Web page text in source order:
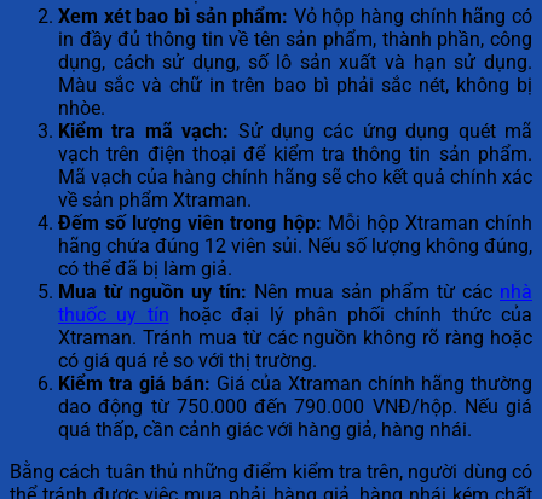
Xem xét bao bì sản phẩm: Vỏ hộp hàng chính hãng có
in đầy đủ thông tin về tên sản phẩm, thành phần, công
dụng, cách sử dụng, số lô sản xuất và hạn sử dụng.
Màu sắc và chữ in trên bao bì phải sắc nét, không bị
nhòe.
Kiểm tra mã vạch: Sử dụng các ứng dụng quét mã
vạch trên điện thoại để kiểm tra thông tin sản phẩm.
Mã vạch của hàng chính hãng sẽ cho kết quả chính xác
về sản phẩm Xtraman.
Đếm số lượng viên trong hộp: Mỗi hộp Xtraman chính
hãng chứa đúng 12 viên sủi. Nếu số lượng không đúng,
có thể đã bị làm giả.
Mua từ nguồn uy tín: Nên mua sản phẩm từ các nhà
thuốc uy tín hoặc đại lý phân phối chính thức của
Xtraman. Tránh mua từ các nguồn không rõ ràng hoặc
có giá quá rẻ so với thị trường.
Kiểm tra giá bán: Giá của Xtraman chính hãng thường
dao động từ 750.000 đến 790.000 VNĐ/hộp. Nếu giá
quá thấp, cần cảnh giác với hàng giả, hàng nhái.
Bằng cách tuân thủ những điểm kiểm tra trên, người dùng có